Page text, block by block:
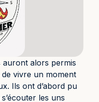
auront alors permis
vivre un moment
Ils ont d’abord pu
les uns